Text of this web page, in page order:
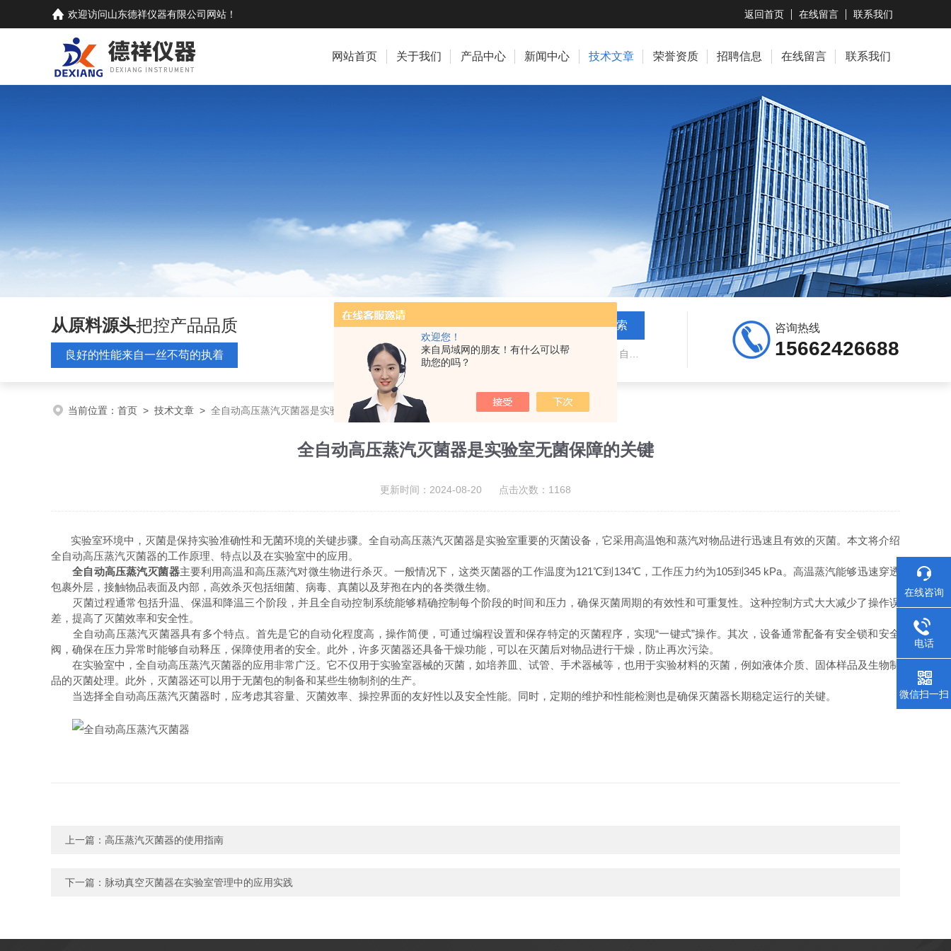
欢迎您！
来自局域网的朋友！有什么可以帮
助您的吗？
欢迎访问山东德祥仪器有限公司 网站！ 返回首页 在线留言 联系我们
网站首页 关于我们 产品中心 新闻中心 技术文章 荣誉资质 招聘信息 在线留言 联系我们
从原料源头把控产品品质
良好的性能来自一丝不苟的执着
咨询热线
15662426688
当前位置： 首页 > 技术文章 > 全自动高压蒸汽灭菌器是实验室无菌保障的关键
全自动高压蒸汽灭菌器是实验室无菌保障的关键
更新时间：2024-08-20 点击次数：1168
实验室环境中，灭菌是保持实验准确性和无菌环境的关键步骤。全自动高压蒸汽灭菌器是实验室重要的灭菌设备，它采用高温饱和蒸汽对物品进行迅速且有效的灭菌。本文将介绍
全自动高压蒸汽灭菌器的工作原理、特点以及在实验室中的应用。
全自动高压蒸汽灭菌器主要利用高温和高压蒸汽对微生物进行杀灭。一般情况下，这类灭菌器的工作温度为121℃到134℃，工作压力约为105到345 kPa。高温蒸汽能够迅速穿透
包裹外层，接触物品表面及内部，高效杀灭包括细菌、病毒、真菌以及芽孢在内的各类微生物。
灭菌过程通常包括升温、保温和降温三个阶段，并且全自动控制系统能够精确控制每个阶段的时间和压力，确保灭菌周期的有效性和可重复性。这种控制方式大大减少了操作误
差，提高了灭菌效率和安全性。
全自动高压蒸汽灭菌器具有多个特点。首先是它的自动化程度高，操作简便，可通过编程设置和保存特定的灭菌程序，实现“一键式”操作。其次，设备通常配备有安全锁和安全
阀，确保在压力异常时能够自动释压，保障使用者的安全。此外，许多灭菌器还具备干燥功能，可以在灭菌后对物品进行干燥，防止再次污染。
在实验室中，全自动高压蒸汽灭菌器的应用非常广泛。它不仅用于实验室器械的灭菌，如培养皿、试管、手术器械等，也用于实验材料的灭菌，例如液体介质、固体样品及生物制
品的灭菌处理。此外，灭菌器还可以用于无菌包的制备和某些生物制剂的生产。
当选择全自动高压蒸汽灭菌器时，应考虑其容量、灭菌效率、操控界面的友好性以及安全性能。同时，定期的维护和性能检测也是确保灭菌器长期稳定运行的关键。
上一篇： 高压蒸汽灭菌器的使用指南
下一篇： 脉动真空灭菌器在实验室管理中的应用实践
在线咨询
电话
微信扫一扫